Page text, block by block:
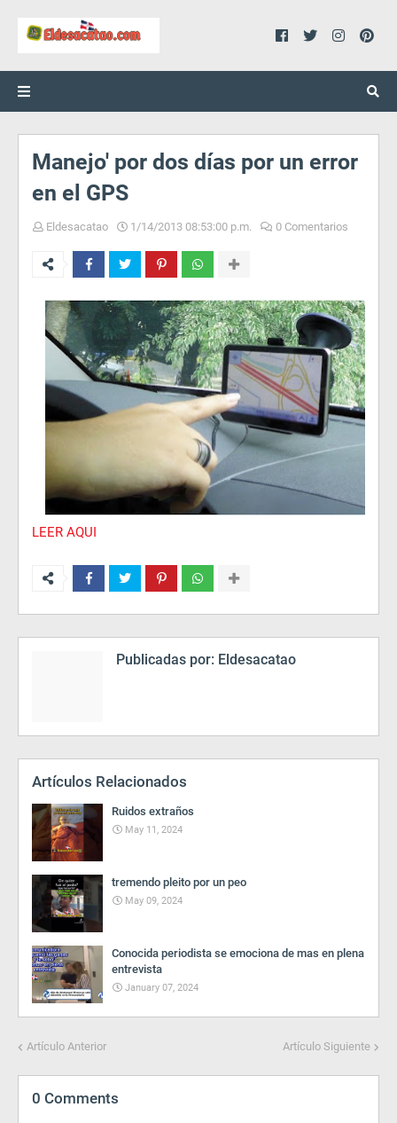
Manejo' por dos días por un error
en el GPS
Eldesacatao 1/14/2013 08:53:00 p.m. 0 Comentarios
LEER AQUI
Publicadas por: Eldesacatao
Artículos Relacionados
Ruidos extraños
May 11, 2024
tremendo pleito por un peo
May 09, 2024
Conocida periodista se emociona de mas en plena
entrevista
January 07, 2024
Artículo Anterior Artículo Siguiente
0 Comments